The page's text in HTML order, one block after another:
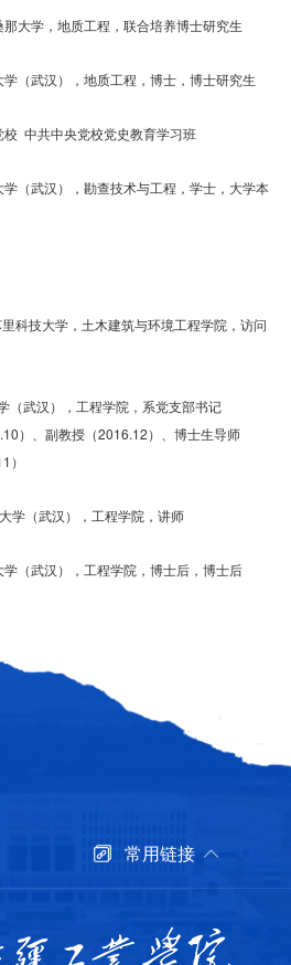
大学，地质工程，联合培养博士研究生
（武汉），地质工程，博士，博士研究生
中共中央党校党史教育学习班
（武汉），勘查技术与工程，学士，大学本
科技大学，土木建筑与环境工程学院，访问
武汉），工程学院，系党支部书记
）、副教授（2016.12）、博士生导师
）
学（武汉），工程学院，讲师
（武汉），工程学院，博士后，博士后
常用链接